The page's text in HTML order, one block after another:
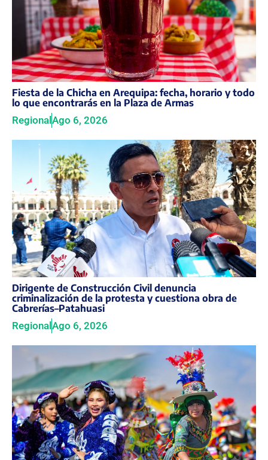
Fiesta de la Chicha en Arequipa: fecha, horario y todo
lo que encontrarás en la Plaza de Armas
Regional Ago 6, 2026
Dirigente de Construcción Civil denuncia
criminalización de la protesta y cuestiona obra de
Cabrerías–Patahuasi
RegionalAgo 6, 2026